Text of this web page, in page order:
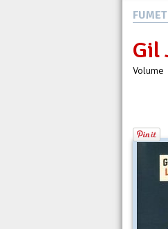
Gil
Volume